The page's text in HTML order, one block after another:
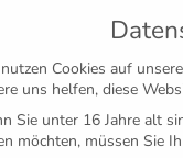
Cookies auf
uns helfen, diese
Sie unter 16 Jahre alt
möchten, müssen Sie